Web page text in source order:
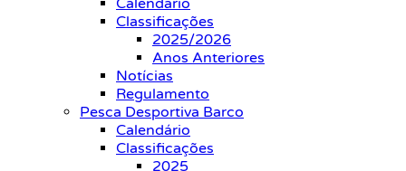
Calendário
Classificações
2025/2026
Anos Anteriores
Notícias
Regulamento
Pesca Desportiva Barco
Calendário
Classificações
2025